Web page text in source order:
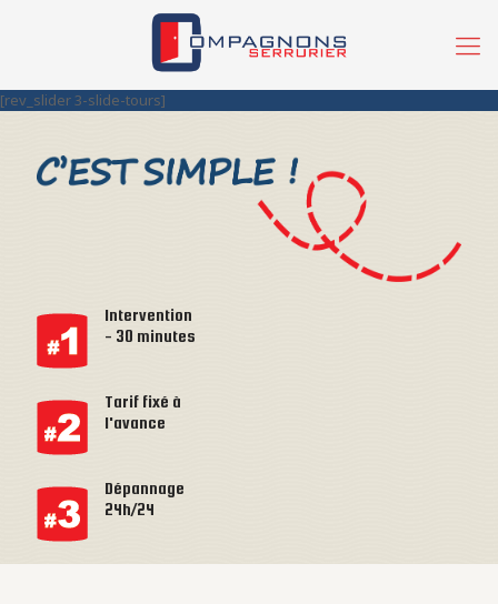
[rev_slider 3-slide-tours]
Intervention
- 30 minutes
Tarif fixé à
l'avance
Dépannage
24h/24